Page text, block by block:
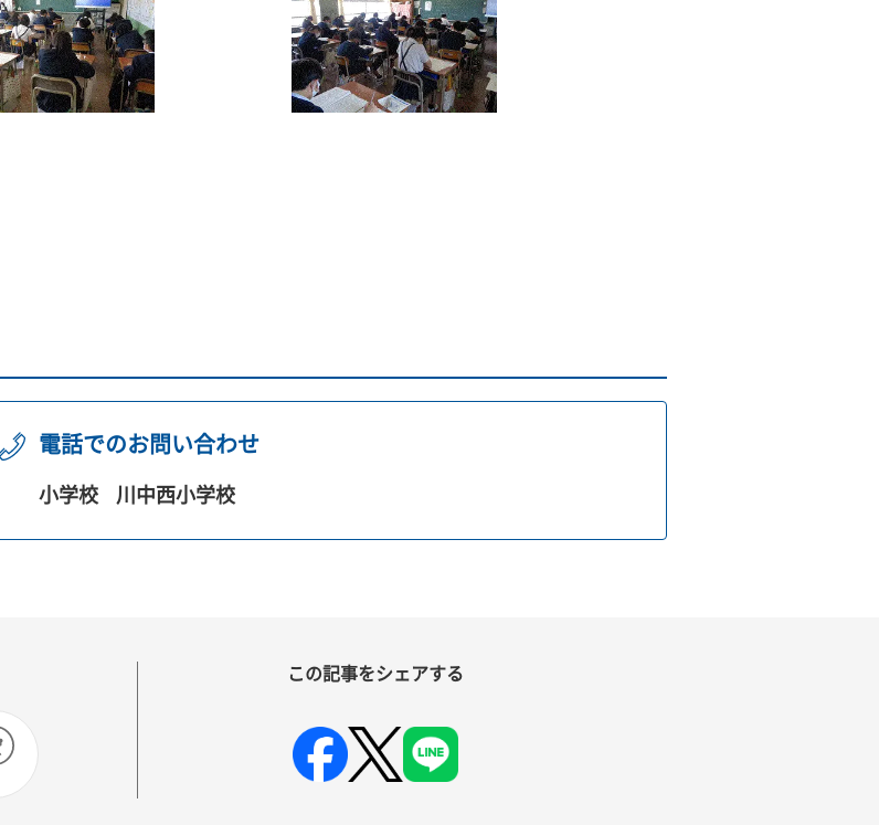
電話でのお問い合わせ
小学校 川中西小学校
この記事をシェアする